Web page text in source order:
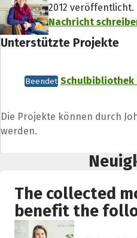
2012 veröffentlicht.
Nachricht
Unterstützte Projekte
Beendet Schulbibliothek
Die Projekte können durch
werden.
The collected
benefit the